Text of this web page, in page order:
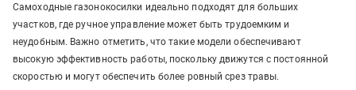
Самоходные газонокосилки идеально подходят для больших
участков, где ручное управление может быть трудоемким и
неудобным. Важно отметить, что такие модели обеспечивают
высокую эффективность работы, поскольку движутся с постоянной
скоростью и могут обеспечить более ровный срез травы.